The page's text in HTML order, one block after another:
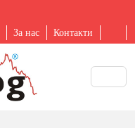
За нас Контакти